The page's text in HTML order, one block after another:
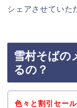
シェアさせていた
雪村そばの
るの？
色々と割引セー